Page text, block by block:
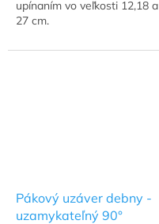
hviezdičiek.
upínaním vo veľkosti 12,18 a
27 cm.
Pákový uzáver debny -
uzamykateľný 90°